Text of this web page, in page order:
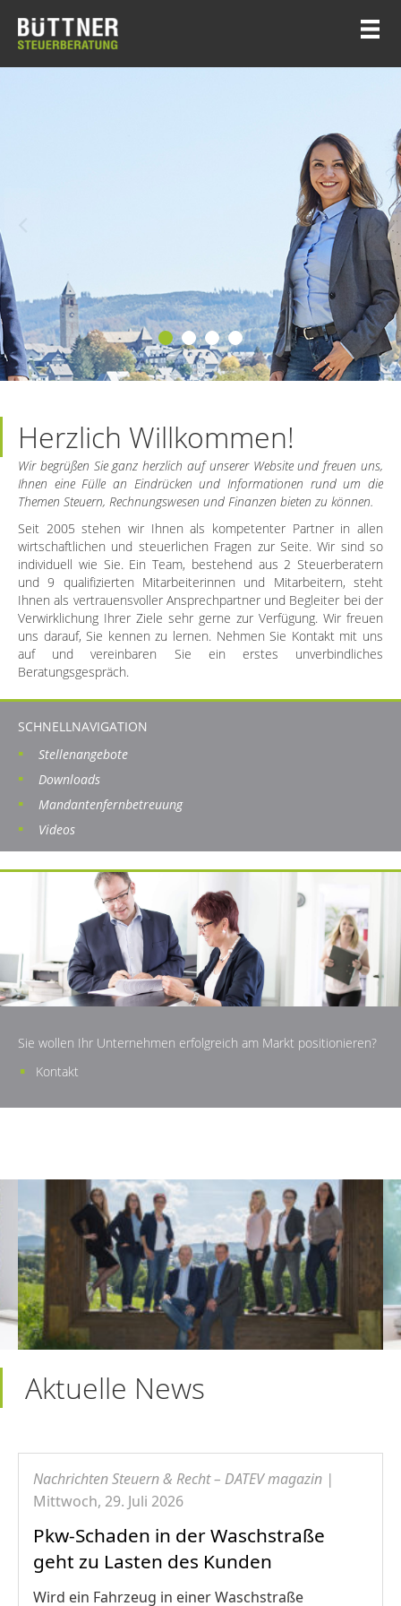
Herzlich Willkommen!
Wir begrüßen Sie ganz herzlich auf unserer Website und freuen uns,
Ihnen eine Fülle an Eindrücken und Informationen rund um die
Themen Steuern, Rechnungswesen und Finanzen bieten zu können.
Seit 2005 stehen wir Ihnen als kompetenter Partner in allen
wirtschaftlichen und steuerlichen Fragen zur Seite. Wir sind so
individuell wie Sie. Ein Team, bestehend aus 2 Steuerberatern
und 9 qualifizierten Mitarbeiterinnen und Mitarbeitern, steht
Ihnen als vertrauensvoller Ansprechpartner und Begleiter bei der
Verwirklichung Ihrer Ziele sehr gerne zur Verfügung. Wir freuen
uns darauf, Sie kennen zu lernen. Nehmen Sie Kontakt mit uns
auf und vereinbaren Sie ein erstes unverbindliches
Beratungsgespräch.
SCHNELLNAVIGATION
Stellenangebote
Downloads
Mandantenfernbetreuung
Videos
Sie wollen Ihr Unternehmen erfolgreich am Markt positionieren?
Kontakt
Aktuelle News
Nachrichten Steuern & Recht – DATEV magazin |
Mittwoch, 29. Juli 2026
Pkw-Schaden in der Waschstraße
geht zu Lasten des Kunden
Wird ein Fahrzeug in einer Waschstraße